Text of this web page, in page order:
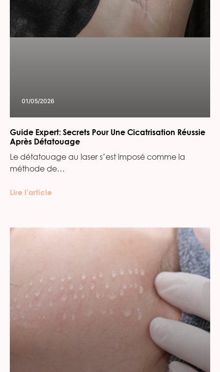
01/05/2026
Guide Expert: Secrets Pour Une Cicatrisation Réussie
Après Détatouage
Le détatouage au laser s’est imposé comme la
méthode de…
Lire l’article